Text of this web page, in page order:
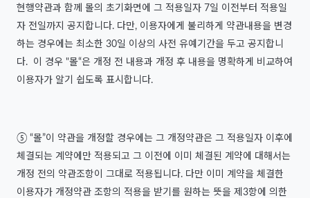
현행약관과 함께 몰의 초기화면에 그 적용일자 7일 이전부터 적용일
자 전일까지 공지합니다. 다만, 이용자에게 불리하게 약관내용을 변경
하는 경우에는 최소한 30일 이상의 사전 유예기간을 두고 공지합니
다. 이 경우 "몰“은 개정 전 내용과 개정 후 내용을 명확하게 비교하여
이용자가 알기 쉽도록 표시합니다.
⑤ “몰”이 약관을 개정할 경우에는 그 개정약관은 그 적용일자 이후에
체결되는 계약에만 적용되고 그 이전에 이미 체결된 계약에 대해서는
개정 전의 약관조항이 그대로 적용됩니다. 다만 이미 계약을 체결한
이용자가 개정약관 조항의 적용을 받기를 원하는 뜻을 제3항에 의한